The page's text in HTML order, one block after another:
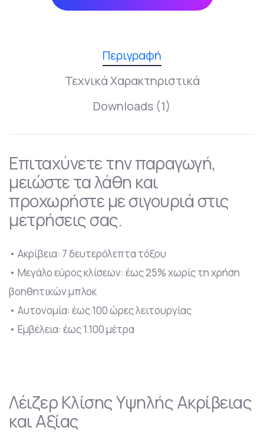
Περιγραφή
Τεχνικά Χαρακτηριστικά
Downloads (1)
Επιταχύνετε την παραγωγή,
μειώστε τα λάθη και
προχωρήστε με σιγουριά στις
μετρήσεις σας.
• Ακρίβεια: 7 δευτερόλεπτα τόξου
• Μεγάλο εύρος κλίσεων: έως 25% χωρίς τη χρήση
βοηθητικών μπλοκ
• Αυτονομία: έως 100 ώρες λειτουργίας
• Εμβέλεια: έως 1.100 μέτρα
Λέιζερ Κλίσης Υψηλής Ακρίβειας
και Αξίας